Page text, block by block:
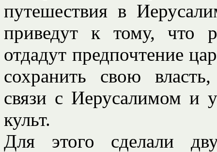
путешествия в
приведут к тому, что
отдадут предпочтение
сохранить свою
связи с Иерусалимом и
культ.
Для этого сделали